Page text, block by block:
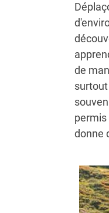
de
permis
donne